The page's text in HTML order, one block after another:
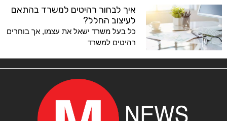
איך לבחור רהיטים למשרד בהתאם
לעיצוב החלל?
כל בעל משרד ישאל את עצמו, אך בוחרים
רהיטים למשרד